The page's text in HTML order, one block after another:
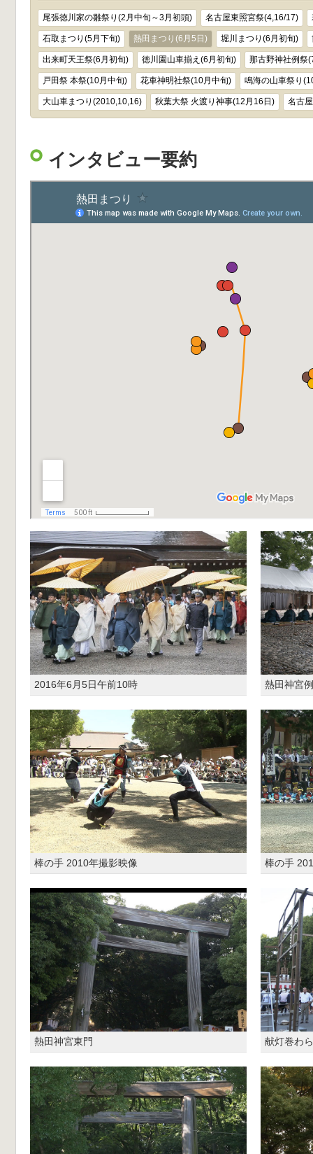
尾張徳川家の雛祭り(2月中旬～3月初頭) 名古屋東照宮祭(4,16/17)
石取まつり(5月下旬) 熱田まつり(6月5日) 堀川まつり(6月初旬)
出来町天王祭(6月初旬) 徳川園山車揃え(6月初旬) 那古野神社例祭
戸田祭 本祭(10月中旬) 花車神明社祭(10月中旬) 鳴海の山車祭り
大山車まつり(2010,10,16) 秋葉大祭 火渡り神事(12月16日) 名古
インタビュー要約
2016年6月5日午前10時 熱田神宮
棒の手 2010年撮影映像 棒の手
熱田神宮東門 献灯巻わら